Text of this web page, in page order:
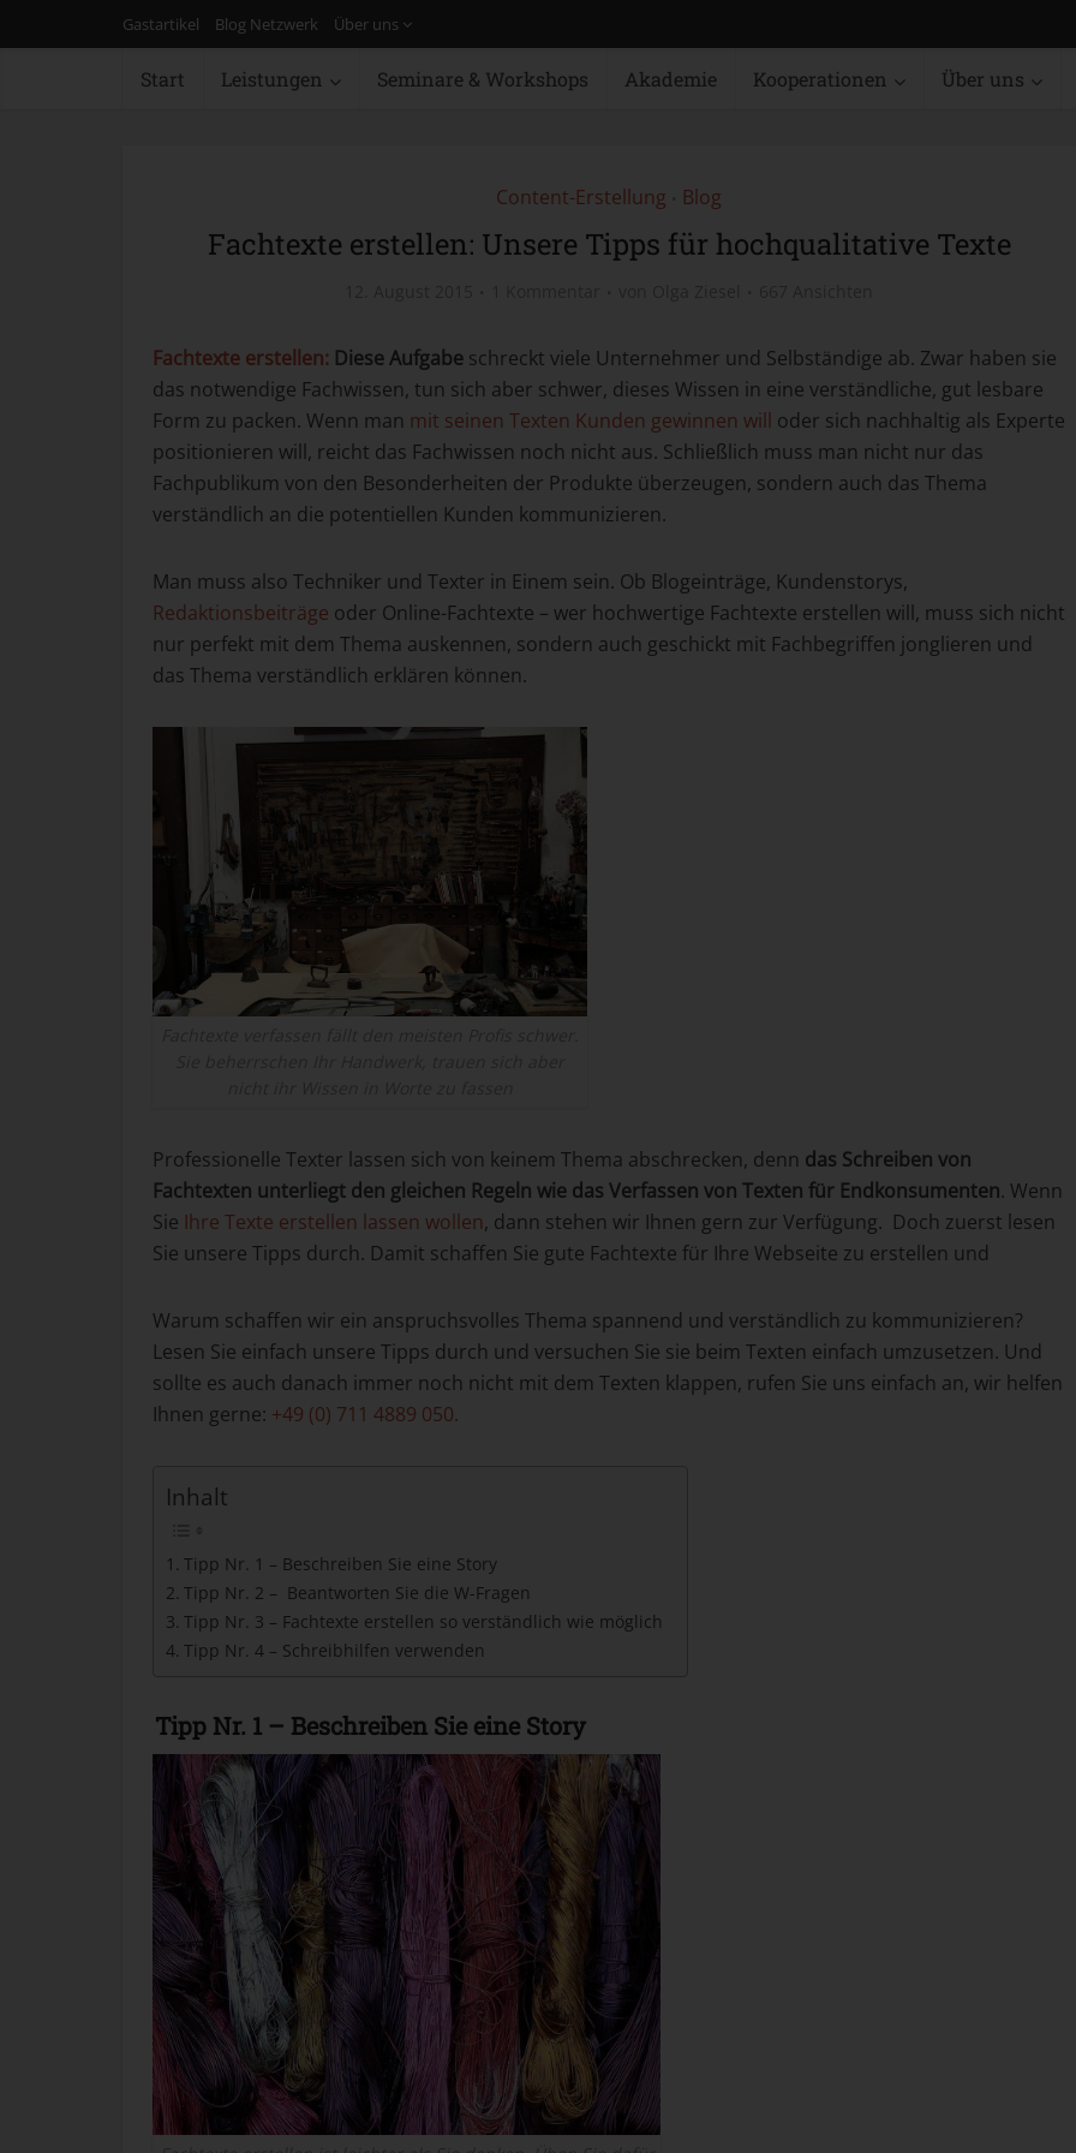
Gastartikel Blog Netzwerk Über uns
Start Leistungen Seminare & Workshops Akademie Kooperationen Über uns
Content-Erstellung Blog
Fachtexte erstellen: Unsere Tipps für hochqualitative Texte
Fachtexte erstellen: Diese Aufgabe schreckt viele Unternehmer und Selbständige ab. Zwar haben sie
das notwendige Fachwissen, tun sich aber schwer, dieses Wissen in eine verständliche, gut lesbare
Form zu packen. Wenn man mit seinen Texten Kunden gewinnen will oder sich nachhaltig als Experte
positionieren will, reicht das Fachwissen noch nicht aus. Schließlich muss man nicht nur das
Fachpublikum von den Besonderheiten der Produkte überzeugen, sondern auch das Thema
verständlich an die potentiellen Kunden kommunizieren.
Man muss also Techniker und Texter in Einem sein. Ob Blogeinträge, Kundenstorys,
Redaktionsbeiträge oder Online-Fachtexte – wer hochwertige Fachtexte erstellen will, muss sich nicht
nur perfekt mit dem Thema auskennen, sondern auch geschickt mit Fachbegriffen jonglieren und
das Thema verständlich erklären können.
Professionelle Texter lassen sich von keinem Thema abschrecken, denn das Schreiben von
Fachtexten unterliegt den gleichen Regeln wie das Verfassen von Texten für Endkonsumenten. Wenn
Sie Ihre Texte erstellen lassen wollen, dann stehen wir Ihnen gern zur Verfügung. Doch zuerst lesen
Sie unsere Tipps durch. Damit schaffen Sie gute Fachtexte für Ihre Webseite zu erstellen und
Warum schaffen wir ein anspruchsvolles Thema spannend und verständlich zu kommunizieren?
Lesen Sie einfach unsere Tipps durch und versuchen Sie sie beim Texten einfach umzusetzen. Und
sollte es auch danach immer noch nicht mit dem Texten klappen, rufen Sie uns einfach an, wir helfen
Ihnen gerne: +49 (0) 711 4889 050.
Inhalt
Tipp Nr. 1 – Beschreiben Sie eine Story
Tipp Nr. 2 – Beantworten Sie die W-Fragen
Tipp Nr. 3 – Fachtexte erstellen so verständlich wie möglich
Tipp Nr. 4 – Schreibhilfen verwenden
Tipp Nr. 1 – Beschreiben Sie eine Story